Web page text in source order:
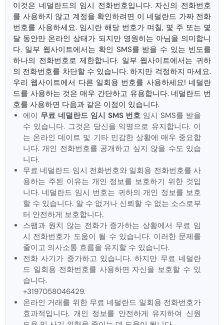
이것은 네덜란드의 임시 전화번호입니다. 자신의 전화번호
를 사용하지 않고 계정을 확인하려면 이 네덜란드 가짜 전화
번호를 사용하세요. 임시란 해당 번호가 며칠, 몇 주 또는 몇
달 동안만 온라인 상태가 되지만 영원히는 아님을 의미합니
다. 일부 웹사이트에서는 확인 SMS를 받을 수 있는 빈도를
하나의 전화번호로 제한합니다. 일부 웹사이트에서는 귀하
의 전화번호를 차단할 수 있습니다. 하지만 걱정하지 마세요.
우리 웹사이트에서 다른 일회용 번호를 사용하세요! 네덜란
드를 사용하는 것은 매우 간단하고 유용합니다. 네덜란드 번
호를 사용하면 다음과 같은 이점이 있습니다.
에이 무료 네덜란드 임시 SMS 번호 임시 SMS를 받을
수 있습니다. 그것은 당신을 익명으로 유지합니다. 이
는 온라인 데이트 및 기타 민감한 상황에 매우 중요합
니다. 개인 전화번호를 공개하고 싶지 않을 수도 있습
니다.
무료 네덜란드 임시 전화번호와 일회용 전화번호를 사
용하는 주된 이유는 개인 정보를 보호하기 위한 것입
니다. 네덜란드 임시 번호는 귀하의 개인 정보를 보호
할 수 있습니다. 알 수 없거나 신뢰할 수 없는 소스로부
터 안전하게 보호합니다.
스팸과 원치 않는 전화가 증가하는 상황에서 무료 임
시 전화번호가 도움이 될 수 있습니다. 이러한 문제를
줄이고 의사소통 흐름을 유지할 수 있습니다.
전화 사기가 증가하고 있습니다. 하지만 무료 네덜란
드 일회용 전화번호를 사용하면 자신을 보호할 수 있
습니다.
+3197058046429.
온라인 거래를 위한 무료 네덜란드 일회용 전화번호가
효과적입니다. 개인 정보를 안전하게 유지하여 신원